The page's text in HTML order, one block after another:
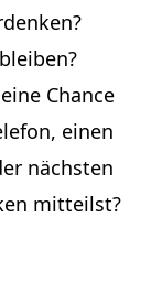
Chance
einen
nächsten
mitteilst?